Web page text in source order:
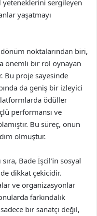
yeteneklerini sergileyen
yaşatmayı
noktalarından biri,
önemli bir rol oynayan
Bu proje sayesinde
da geniş bir izleyici
ödüller
performansı ve
Bu süreç, onun
olmuştur.
Bade İşcil’in sosyal
dikkat çekicidir.
ve organizasyonlar
farkındalık
bir sanatçı değil,